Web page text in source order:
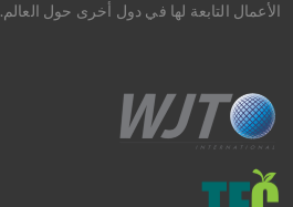
الأعمال التابعة لها في دول أخرى حول العالم.